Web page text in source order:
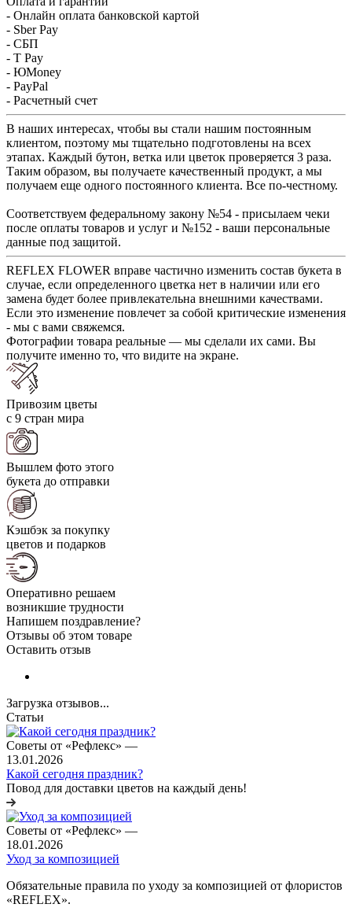
- Онлайн оплата банковской картой
- Sber Pay
- СБП
- T Pay
- ЮMoney
- PayPal
- Расчетный счет
В наших интересах, чтобы вы стали нашим постоянным
клиентом, поэтому мы тщательно подготовлены на всех
этапах. Каждый бутон, ветка или цветок проверяется 3 раза.
Таким образом, вы получаете качественный продукт, а мы
получаем еще одного постоянного клиента. Все по-честному.
Соответствуем федеральному закону №54 - присылаем чеки
после оплаты товаров и услуг и №152 - ваши персональные
данные под защитой.
REFLEX FLOWER вправе частично изменить состав букета в
случае, если определенного цветка нет в наличии или его
замена будет более привлекательна внешними качествами.
Если это изменение повлечет за собой критические изменения
- мы с вами свяжемся.
Фотографии товара реальные — мы сделали их сами. Вы
получите именно то, что видите на экране.
Привозим цветы
с 9 стран мира
Вышлем фото этого
букета до отправки
Кэшбэк за покупку
цветов и подарков
Оперативно решаем
возникшие трудности
Напишем поздравление?
Отзывы об этом товаре
Оставить отзыв
Загрузка отзывов...
Статьи
Советы от «Рефлекс» —
13.01.2026
Какой сегодня праздник?
Повод для доставки цветов на каждый день!
Советы от «Рефлекс» —
18.01.2026
Уход за композицией
Обязательные правила по уходу за композицией от флористов
«REFLEX».